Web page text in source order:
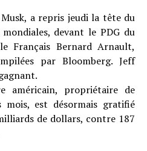
a repris jeudi la tête du
devant le PDG du
Français Bernard Arnault,
par Bloomberg. Jeff
américain, propriétaire de
est désormais gratifié
de dollars, contre 187